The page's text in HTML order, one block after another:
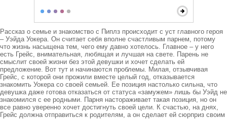
Рассказ о семье и знакомство с Пиплз происходит с уст главного героя
– Уэйда Уокера. Он считает себя вполне счастливым парнем, потому
что жизнь насыщена тем, чего ему давно хотелось. Главное – у него
есть Грейс, внимательная, любящая и лучшая на свете. Парень не
смыслит своей жизни без этой девушки и хочет сделать ей
предложение. Вот тут и начинаются проблемы. Милая, отзывчивая
Грейс, с которой они прожили вместе целый год, отказывается
знакомить Уокера со своей семьей. Ее позиция настолько сильна, что
девушка даже готова отказаться от статуса «замужем» лишь бы Уэйд не
знакомился с ее родными. Парня настораживает такая позиция, но он
все равно уверенно хочет достигнуть своей цели. К счастью, на днях,
Грейс должна отправиться к родителям, а он сделает ей сюрприз своим